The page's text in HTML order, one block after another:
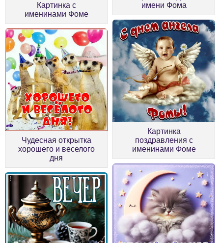
Картинка с
именинами Фоме
имени Фома
Чудесная открытка
хорошего и веселого
дня
Картинка
поздравления с
именинами Фоме